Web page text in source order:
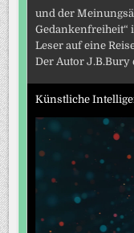
und der
Gedankenfreiheit“
Leser auf eine
Der Autor J.B.Bury
Künstliche